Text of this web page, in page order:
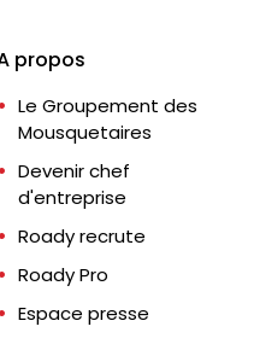
propos
Le Groupement des
Mousquetaires
Devenir chef
d'entreprise
Roady recrute
Roady Pro
Espace presse